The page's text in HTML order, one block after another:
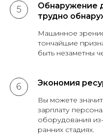
Обнаружение
трудно
Машинное
тончайшие
быть незаметны
Экономия
Вы можете
зарплату
оборудования
ранних стадиях.